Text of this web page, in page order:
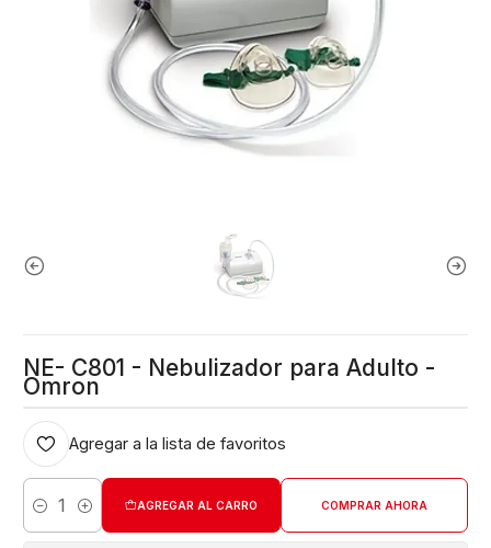
NE- C801 - Nebulizador para Adulto -
Omron
Agregar a la lista de favoritos
Cantidad
AGREGAR AL CARRO COMPRAR AHORA